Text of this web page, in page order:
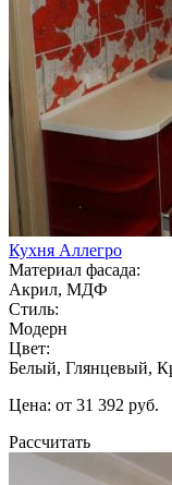
Кухня Аллегро
Материал фасада:
Акрил, МДФ
Стиль:
Модерн
Цвет:
Белый, Глянцевый,
Цена: от 31 392 руб.
Рассчитать